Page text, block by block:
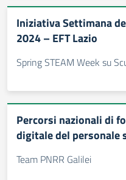
Iniziativa Settimana
2024 – EFT Lazio
Spring STEAM Week su
Percorsi nazionali di
digitale del
Team PNRR Galilei